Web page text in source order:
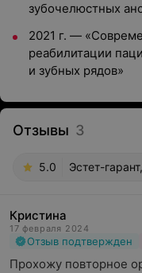
зубочелюстных
2021 г. —
реабилитации
и зубных рядов»
Отзывы 3
5.0 Эстет-
Кристина
17 февраля 2024
Отзыв подтвержден
Прохожу повторное